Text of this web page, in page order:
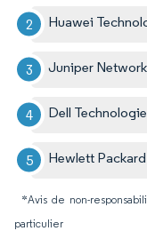
Huawei
Juniper
Dell
Hewlett
*Avis de non-
particulier